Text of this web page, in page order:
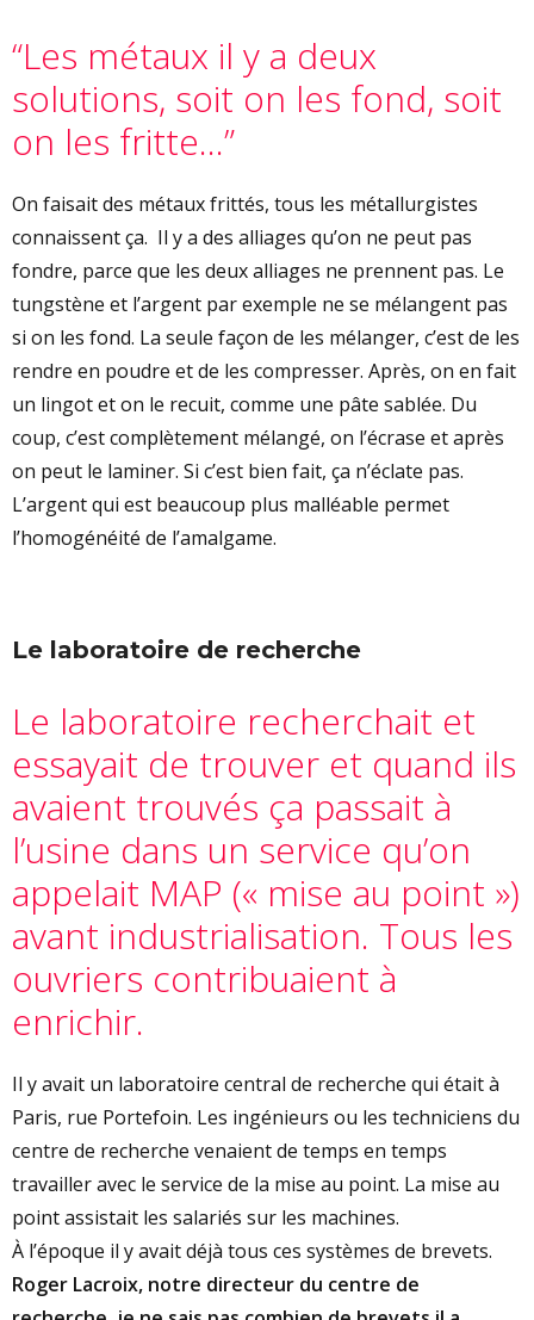
“Les métaux il y a deux
solutions, soit on les fond, soit
on les fritte…”
On faisait des métaux frittés, tous les métallurgistes
connaissent ça. Il y a des alliages qu’on ne peut pas
fondre, parce que les deux alliages ne prennent pas. Le
tungstène et l’argent par exemple ne se mélangent pas
si on les fond. La seule façon de les mélanger, c’est de les
rendre en poudre et de les compresser. Après, on en fait
un lingot et on le recuit, comme une pâte sablée. Du
coup, c’est complètement mélangé, on l’écrase et après
on peut le laminer. Si c’est bien fait, ça n’éclate pas.
L’argent qui est beaucoup plus malléable permet
l’homogénéité de l’amalgame.
Le laboratoire de recherche
Le laboratoire recherchait et
essayait de trouver et quand ils
avaient trouvés ça passait à
l’usine dans un service qu’on
appelait MAP (« mise au point »)
avant industrialisation. Tous les
ouvriers contribuaient à
enrichir.
Il y avait un laboratoire central de recherche qui était à
Paris, rue Portefoin. Les ingénieurs ou les techniciens du
centre de recherche venaient de temps en temps
travailler avec le service de la mise au point. La mise au
point assistait les salariés sur les machines.
À l’époque il y avait déjà tous ces systèmes de brevets.
Roger Lacroix, notre directeur du centre de